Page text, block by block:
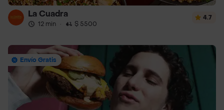
La Cuadra
12 min · $ 5500
4.7
Envío Gratis